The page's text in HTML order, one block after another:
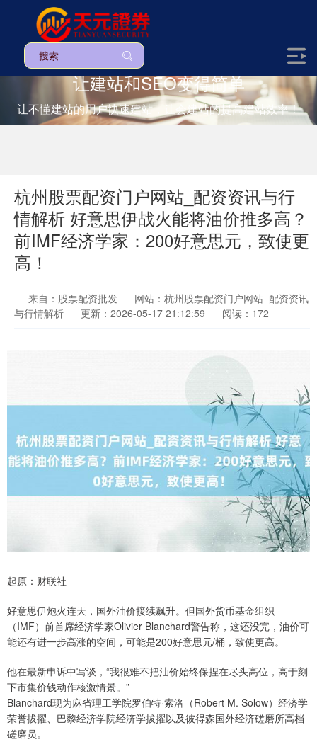
让建站和SEO变得简单
让不懂建站的用户快速建站，让会建站的提高建站效率！
杭州股票配资门户网站_配资资讯与行
情解析 好意思伊战火能将油价推多高？
前IMF经济学家：200好意思元，致使更
高！
来自：股票配资批发
网站：杭州股票配资门户网站_配资资讯
与行情解析
更新：2026-05-17 21:12:59 阅读：172
起原：财联社
好意思伊炮火连天，国外油价接续飙升。但国外货币基金组织
（IMF）前首席经济学家Olivier Blanchard警告称，这还没完，油价可
能还有进一步高涨的空间，可能是200好意思元/桶，致使更高。
他在最新申诉中写谈，“我很难不把油价始终保捏在尽头高位，高于刻
下市集价钱动作核激情景。”
Blanchard现为麻省理工学院罗伯特·索洛（Robert M. Solow）经济学
荣誉拔擢、巴黎经济学院经济学拔擢以及彼得森国外经济磋磨所高档
磋磨员。